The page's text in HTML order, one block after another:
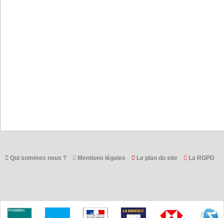
Qui sommes nous ? Mentions légales Le plan du site La RGPD